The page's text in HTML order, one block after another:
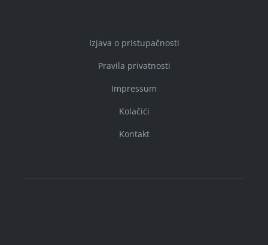
Izjava o pristupačnosti
Pravila privatnosti
Impressum
Kolačići
Kontakt